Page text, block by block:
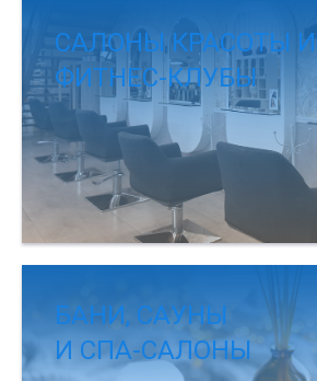
САЛОНЫ КРАСОТЫ И
ФИТНЕС-КЛУБЫ
БАНИ, САУНЫ
И СПА-САЛОНЫ